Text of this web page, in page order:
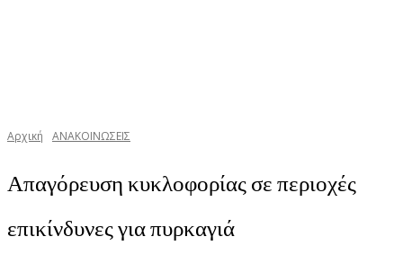
Αρχική ΑΝΑΚΟΙΝΩΣΕΙΣ
Απαγόρευση κυκλοφορίας σε περιοχές
επικίνδυνες για πυρκαγιά